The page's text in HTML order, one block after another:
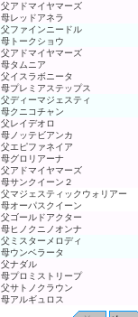
父アドマイヤマーズ
母レッドアネラ
父ファインニードル
母トークショウ
父アドマイヤマーズ
母タムニア
父イスラボニータ
母プレミアステップス
父ディーマジェスティ
母クニコチャン
父レイデオロ
母ノッテビアンカ
父エピファネイア
母グロリアーナ
父アドマイヤマーズ
母サンクイーン２
父マジェスティックウォリアー
母オーパスクイーン
父ゴールドアクター
母ヒノクニノオンナ
父ミスターメロディ
母ウンベラータ
父ナダル
母プロミストリープ
父サトノクラウン
母アルギュロス